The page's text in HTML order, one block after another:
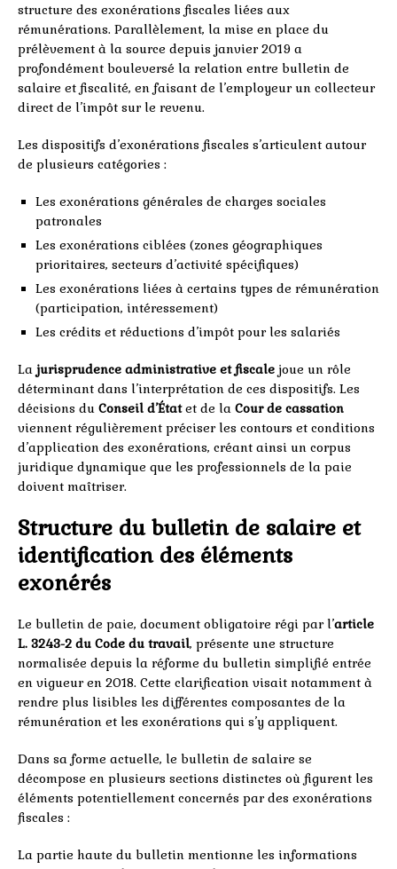
structure des exonérations fiscales liées aux
rémunérations. Parallèlement, la mise en place du
prélèvement à la source depuis janvier 2019 a
profondément bouleversé la relation entre bulletin de
salaire et fiscalité, en faisant de l’employeur un collecteur
direct de l’impôt sur le revenu.
Les dispositifs d’exonérations fiscales s’articulent autour
de plusieurs catégories :
Les exonérations générales de charges sociales
patronales
Les exonérations ciblées (zones géographiques
prioritaires, secteurs d’activité spécifiques)
Les exonérations liées à certains types de rémunération
(participation, intéressement)
Les crédits et réductions d’impôt pour les salariés
La jurisprudence administrative et fiscale joue un rôle
déterminant dans l’interprétation de ces dispositifs. Les
décisions du Conseil d’Étatet de la Cour de cassation
viennent régulièrement préciser les contours et conditions
d’application des exonérations, créant ainsi un corpus
juridique dynamique que les professionnels de la paie
doivent maîtriser.
Structure du bulletin de salaire et
identification des éléments
exonérés
Le bulletin de paie, document obligatoire régi par l’article
L. 3243-2 du Code du travail, présente une structure
normalisée depuis la réforme du bulletin simplifié entrée
en vigueur en 2018. Cette clarification visait notamment à
rendre plus lisibles les différentes composantes de la
rémunération et les exonérations qui s’y appliquent.
Dans sa forme actuelle, le bulletin de salaire se
décompose en plusieurs sections distinctes où figurent les
éléments potentiellement concernés par des exonérations
fiscales :
La partie haute du bulletin mentionne les informations